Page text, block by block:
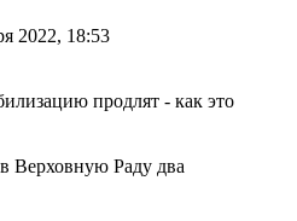
2022, 18:53
Верховную Раду два